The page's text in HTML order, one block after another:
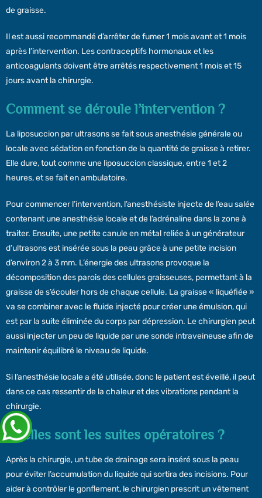
de graisse.
Il est aussi recommandé d’arrêter de fumer 1 mois avant et 1 mois
après l’intervention. Les contraceptifs hormonaux et les
anticoagulants doivent être arrêtés respectivement 1 mois et 15
jours avant la chirurgie.
Comment se déroule l’intervention ?
La liposuccion par ultrasons se fait sous anesthésie générale ou
locale avec sédation en fonction de la quantité de graisse à retirer.
Elle dure, tout comme une liposuccion classique, entre 1 et 2
heures, et se fait en ambulatoire.
Pour commencer l’intervention, l’anesthésiste injecte de l’eau salée
contenant une anesthésie locale et de l’adrénaline dans la zone à
traiter. Ensuite, une petite canule en métal reliée à un générateur
d’ultrasons est insérée sous la peau grâce à une petite incision
d’environ 2 à 3 mm. L’énergie des ultrasons provoque la
décomposition des parois des cellules graisseuses, permettant à la
graisse de s’écouler hors de chaque cellule. La graisse « liquéfiée »
va se combiner avec le fluide injecté pour créer une émulsion, qui
est par la suite éliminée du corps par dépression. Le chirurgien peut
aussi injecter un peu de liquide par une sonde intraveineuse afin de
maintenir équilibré le niveau de liquide.
Si l’anesthésie locale a été utilisée, donc le patient est éveillé, il peut
dans ce cas ressentir de la chaleur et des vibrations pendant la
chirurgie.
Quelles sont les suites opératoires ?
Après la chirurgie, un tube de drainage sera inséré sous la peau
pour éviter l’accumulation du liquide qui sortira des incisions. Pour
aider à contrôler le gonflement, le chirurgien prescrit un vêtement